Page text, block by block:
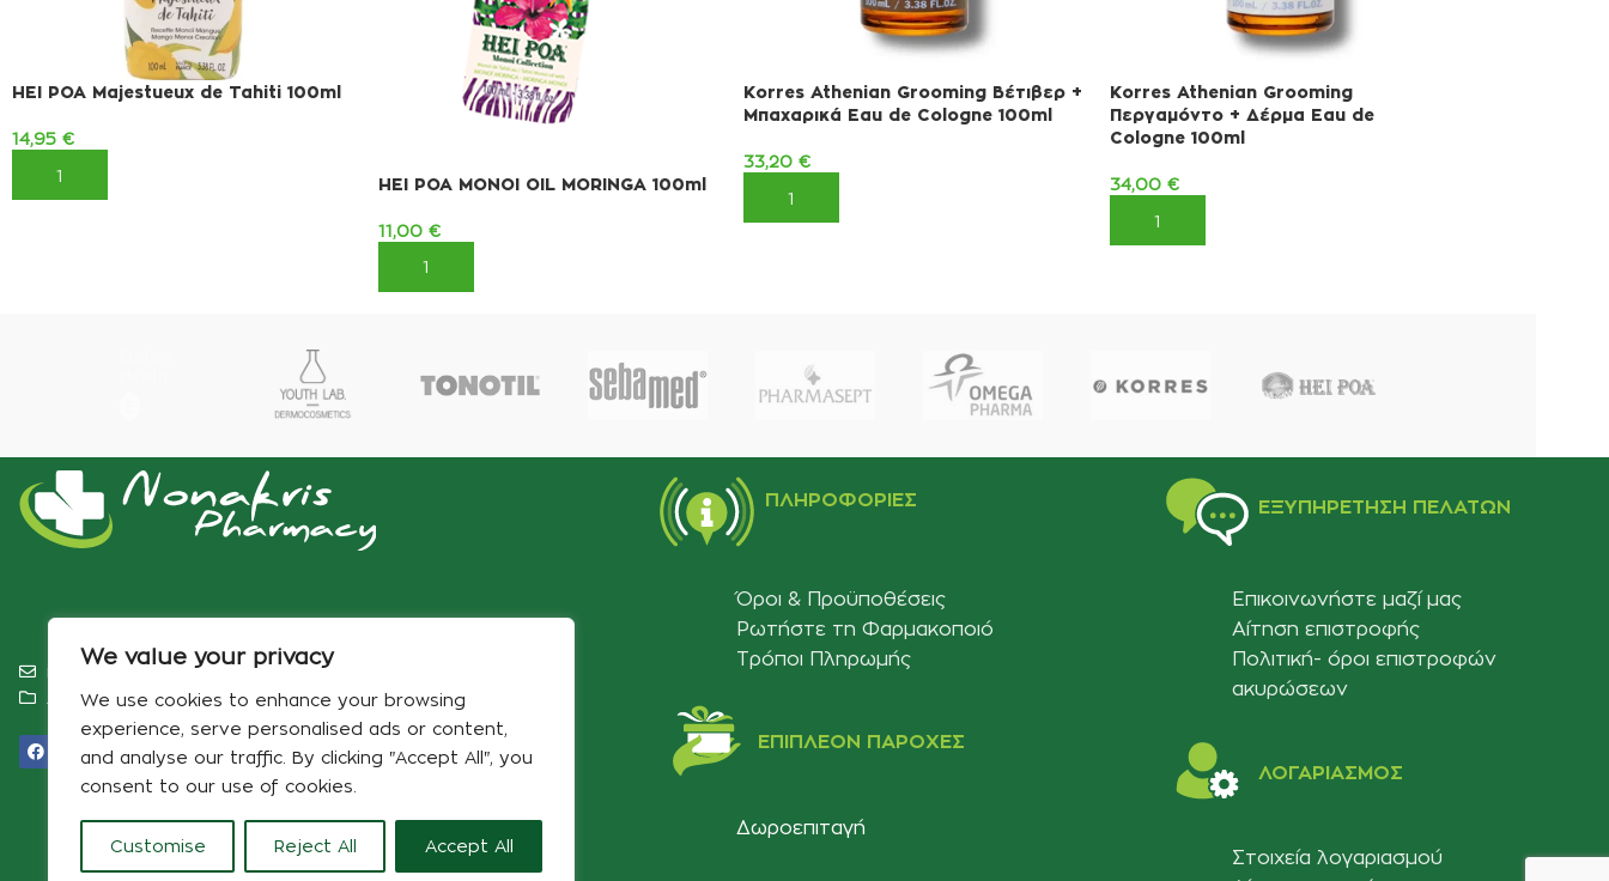
We value your privacy
We use cookies to enhance your browsing
experience, serve personalised ads or content,
and analyse our traffic. By clicking "Accept All", you
consent to our use of cookies.
Customise Reject All Accept All
HEI POA Majestueux de Tahiti 100ml
14,95 €
ΠΡΟΣΘΉΚΗ ΣΤΟ ΚΑΛΆΘΙ HEI POA MONOI OIL MORINGA 100ml
11,00 €
ΠΡΟΣΘΉΚΗ ΣΤΟ ΚΑΛΆΘΙ
Korres Athenian Grooming Βέτιβερ +
Μπαχαρικά Eau de Cologne 100ml
33,20 €
ΠΡΟΣΘΉΚΗ ΣΤΟ ΚΑΛΆΘΙ
Korres Athenian Grooming
Περγαμόντο + Δέρμα Eau de
Cologne 100ml
34,00 €
ΠΡΟΣΘΉΚΗ ΣΤΟ ΚΑΛΆΘΙ
info@pharmacynonakris.gr
Αρ. ΓΕΜΗ 180898516000‬
ΠΛΗΡΟΦΟΡΊΕΣ
Όροι & Προϋποθέσεις
Ρωτήστε τη Φαρμακοποιό
Τρόποι Πληρωμής
ΕΠΙΠΛΈΟΝ ΠΑΡΟΧΈΣ
Δωροεπιταγή
ΕΞΥΠΗΡΈΤΗΣΗ ΠΕΛΑΤΏΝ
Επικοινωνήστε μαζί μας
Αίτηση επιστροφής
Πολιτική- όροι επιστροφών
ακυρώσεων
ΛΟΓΑΡΙΑΣΜΟΣ
Στοιχεία λογαριασμού